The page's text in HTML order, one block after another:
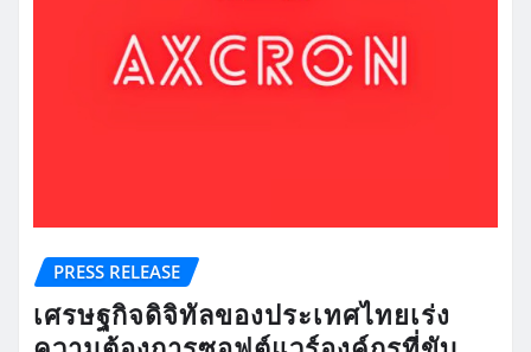
PRESS RELEASE
เศรษฐกิจดิจิทัลของประเทศไทยเร่ง